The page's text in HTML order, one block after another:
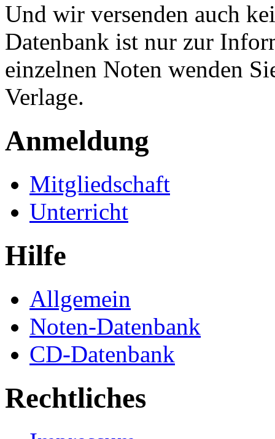
Und wir versenden auch
Datenbank ist nur zur
einzelnen Noten wenden
Verlage.
Anmeldung
Mitgliedschaft
Unterricht
Hilfe
Allgemein
Noten-Datenbank
CD-Datenbank
Rechtliches